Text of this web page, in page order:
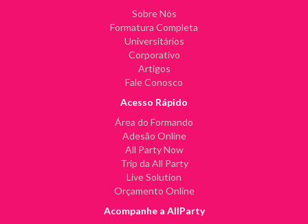
Sobre Nós
Formatura Completa
Universitários
Corporativo
Artigos
Fale Conosco
Acesso Rápido
Área do Formando
Adesão Online
All Party Now
Trip da All Party
Live Solution
Orçamento Online
Acompanhe a AllParty